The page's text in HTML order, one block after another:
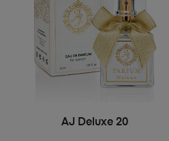
AJ Deluxe 20